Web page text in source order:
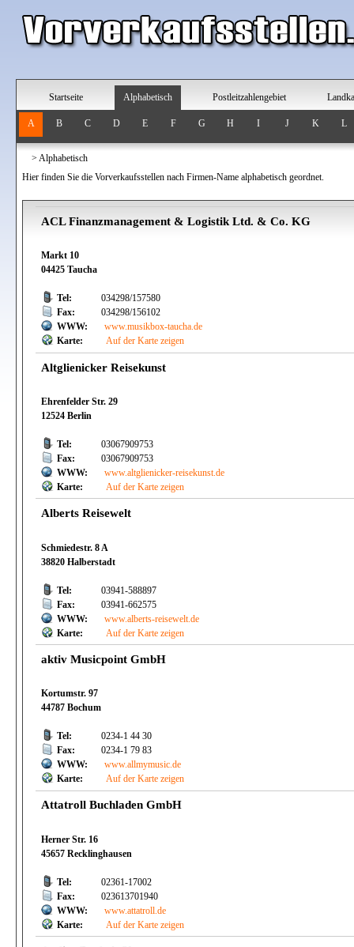
Startseite Alphabetisch Postleitzahlengebiet
A B C D E F G H I J K L
> Alphabetisch
Hier finden Sie die Vorverkaufsstellen nach Firmen-Name alphabetisch geordnet.
ACL Finanzmanagement & Logistik Ltd. & Co. KG
Markt 10
04425 Taucha
Tel:
034298/157580
Fax:
034298/156102
WWW:
www.musikbox-taucha.de
Karte:
Auf der Karte zeigen
Altglienicker Reisekunst
Ehrenfelder Str. 29
12524 Berlin
Tel:
03067909753
Fax:
03067909753
WWW:
www.altglienicker-reisekunst.de
Karte:
Auf der Karte zeigen
Alberts Reisewelt
Schmiedestr. 8 A
38820 Halberstadt
Tel:
03941-588897
Fax:
03941-662575
WWW:
www.alberts-reisewelt.de
Karte:
Auf der Karte zeigen
aktiv Musicpoint GmbH
Kortumstr. 97
44787 Bochum
Tel:
0234-1 44 30
Fax:
0234-1 79 83
WWW:
www.allmymusic.de
Karte:
Auf der Karte zeigen
Attatroll Buchladen GmbH
Herner Str. 16
45657 Recklinghausen
Tel:
02361-17002
Fax:
023613701940
WWW:
www.attatroll.de
Karte:
Auf der Karte zeigen